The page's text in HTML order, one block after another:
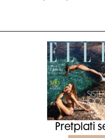
Pretplati